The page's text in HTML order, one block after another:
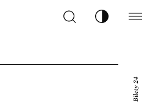
Szukaj Zmień
Bilety 24